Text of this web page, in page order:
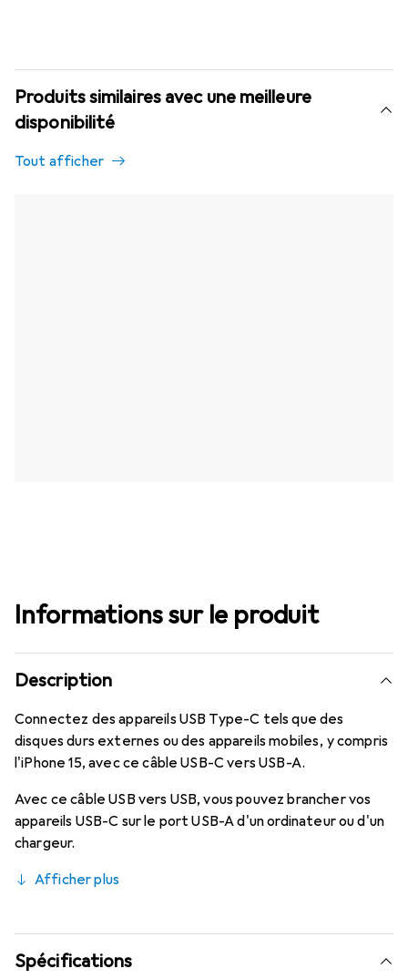
Produits similaires avec une meilleure
disponibilité
Tout afficher
Informations sur le produit
Description
Connectez des appareils USB Type-C tels que des
disques durs externes ou des appareils mobiles, y compris
l'iPhone 15, avec ce câble USB-C vers USB-A.
Avec ce câble USB vers USB, vous pouvez brancher vos
appareils USB-C sur le port USB-A d'un ordinateur ou d'un
chargeur.
Afficher plus
Spécifications